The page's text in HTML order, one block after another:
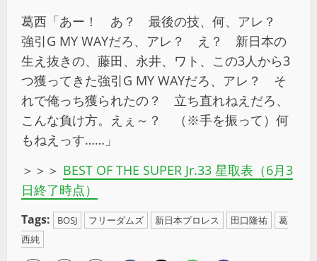
葛西「あー！ あ？ 最後の技、何、アレ？
強引G MY WAYだろ、アレ？ え？ 新日本の
生え抜きの、藤田、永井、ワト、この3人から3
つ獲ってきた強引G MY WAYだろ、アレ？ そ
れで俺っち獲られたの？ 立ち直れねえだろ、
こんな負け方。えぇ～？ （※手を振って）何
もねえっす……」
＞＞＞ BEST OF THE SUPER Jr.33 星取表（6月3
日終了時点）
Tags: BOSJ フリーダムズ 新日本プロレス 田口隆祐
葛
西純